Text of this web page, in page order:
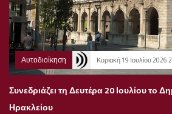
Αυτοδιοίκηση Κυριακή 19 Ιουλίου 2026
Συνεδριάζει τη Δευτέρα 20 Ιουλίου το
Ηρακλείου